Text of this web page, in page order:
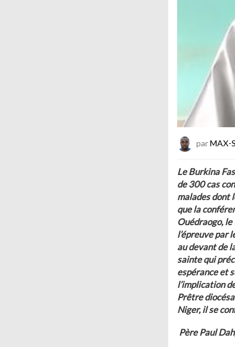
parMAX-
Le Burkina
de 300 cas
malades dont
que la
Ouédraogo,
l’épreuve par
au devant de
sainte qui
espérance et
l’implication
Prêtre
Niger, il se
Père Paul